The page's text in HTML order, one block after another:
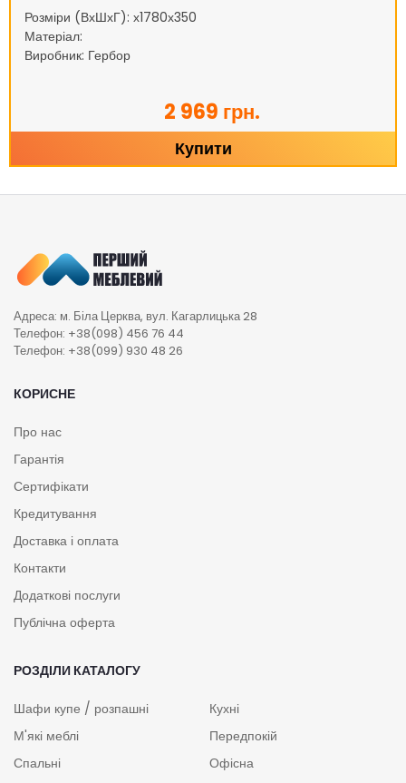
Розміри (ВхШхГ): х1780х350
Матеріал:
Виробник: Гербор
2 969 грн.
Купити
Адреса: м. Біла Церква, вул. Кагарлицька 28
Телефон: +38(098) 456 76 44
Телефон: +38(099) 930 48 26
КОРИСНЕ
Про нас
Гарантія
Сертифікати
Кредитування
Доставка і оплата
Контакти
Додаткові послуги
Публічна оферта
РОЗДІЛИ КАТАЛОГУ
Шафи купе / розпашні
М'які меблі
Спальні
Кухні
Передпокій
Офісна